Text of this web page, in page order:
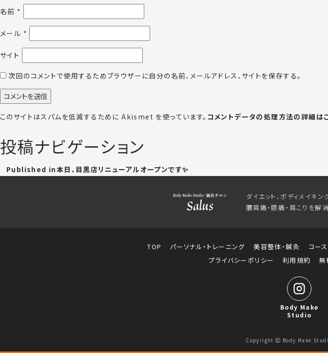
名前 *
メール *
サイト
次回のコメントで使用するためブラウザーに自分の名前、メールアドレス、サイトを保存する。
このサイトはスパムを低減するために Akismet を使っています。 コメントデータの処理方法の詳細は
投稿ナビゲーション
Published in本日、目黒店リニューアルオープンです✨
ダイエット、ボディメイキ
腰肩痛・膝痛・肩こりを解
TOP パーソナル・トレーニング 美容整体・鍼灸 コー
プライバシーポリシー
利用規約 無
Body Make
Studio
Copyright Ⓒ Body Make